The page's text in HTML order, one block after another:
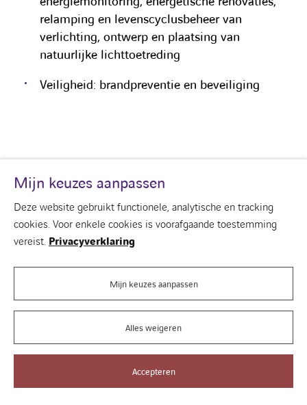
relamping en levenscyclusbeheer van
verlichting, ontwerp en plaatsing van
natuurlijke lichttoetreding
Veiligheid: brandpreventie en beveiliging
Over ons
Uw gebouw
Onze visie van het gebouw
Contacteer ons
Juridische informatie
©VINCI Energies Building Solutions 2026
Mijn keuzes aanpassen
Deze website gebruikt functionele, analytische en tracking
cookies. Voor enkele cookies is voorafgaande toestemming
vereist. Privacyverklaring
Mijn keuzes aanpassen
Alles weigeren
Accepteren